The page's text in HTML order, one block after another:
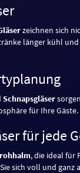
zeichnen sich
länger kühl
Schnapsgläser
für Ihre Gäste.
für jede
, die ideal für
sich voll und